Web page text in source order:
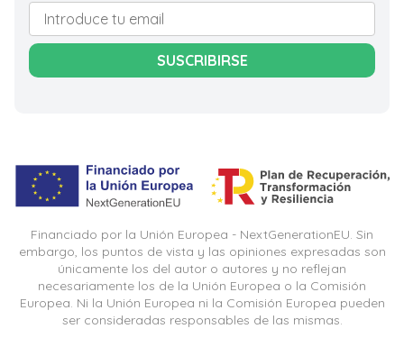
SUSCRIBIRSE
Financiado por la Unión Europea - NextGenerationEU. Sin
embargo, los puntos de vista y las opiniones expresadas son
únicamente los del autor o autores y no reflejan
necesariamente los de la Unión Europea o la Comisión
Europea. Ni la Unión Europea ni la Comisión Europea pueden
ser consideradas responsables de las mismas.